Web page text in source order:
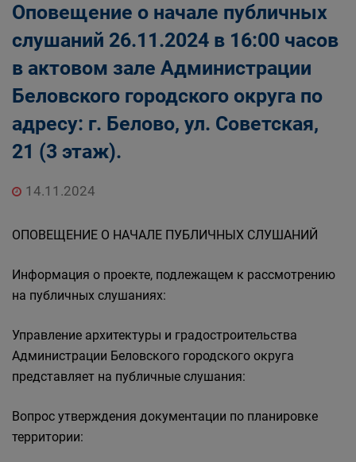
Оповещение о начале публичных
слушаний 26.11.2024 в 16:00 часов
в актовом зале Администрации
Беловского городского округа по
адресу: г. Белово, ул. Советская,
21 (3 этаж).
14.11.2024
ОПОВЕЩЕНИЕ О НАЧАЛЕ ПУБЛИЧНЫХ СЛУШАНИЙ
Информация о проекте, подлежащем к рассмотрению
на публичных слушаниях:
Управление архитектуры и градостроительства
Администрации Беловского городского округа
представляет на публичные слушания:
Вопрос утверждения документации по планировке
территории: